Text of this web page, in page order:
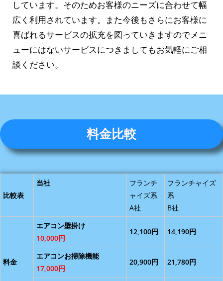
しています。そのためお客様のニーズに合わせて幅
広く利用されています。
また今後もさらにお客様に
喜ばれるサービスの拡充を図っていきますのでメニ
ューにはないサービスにつきましてもお気軽にご相
談ください。
料金比較
比較表
当社
フランチ
ャイズ系
A社
フランチャイズ
系
B社
料金
エアコン壁掛け
10,000円
12,100円 14,190円
エアコンお掃除機能
17,000円
20,900円 21,780円